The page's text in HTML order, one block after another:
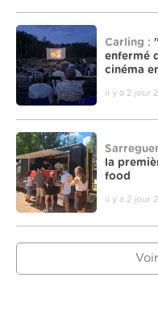
Carling :
enfermé
cinéma
il y a 2 jour
la
food
il y a 2 jour